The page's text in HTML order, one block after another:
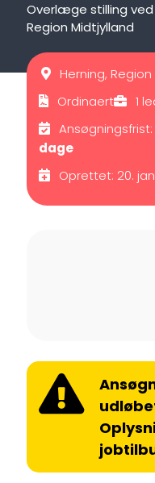
Overlæge stilling ved
Region Midtjylland
Herning,
Ordinaert
1
dage
Oprettet: 20.